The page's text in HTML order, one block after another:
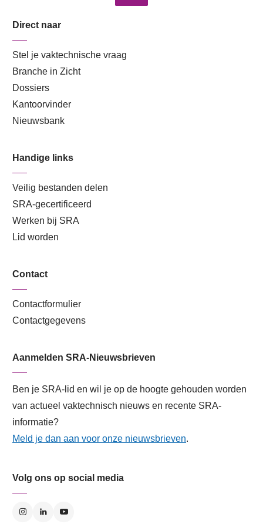
Direct naar
Stel je vaktechnische vraag
Branche in Zicht
Dossiers
Kantoorvinder
Nieuwsbank
Handige links
Veilig bestanden delen
SRA-gecertificeerd
Werken bij SRA
Lid worden
Contact
Contactformulier
Contactgegevens
Aanmelden SRA-Nieuwsbrieven
Ben je SRA-lid en wil je op de hoogte gehouden worden
van actueel vaktechnisch nieuws en recente SRA-
informatie?
Meld je dan aan voor onze nieuwsbrieven.
Volg ons op social media